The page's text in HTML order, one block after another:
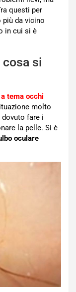
questi per
più da vicino
in cui si è
si
tema occhi
molto
fare i
la pelle. Si è
oculare